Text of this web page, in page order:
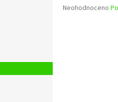
Průměrné
Neohodnoceno